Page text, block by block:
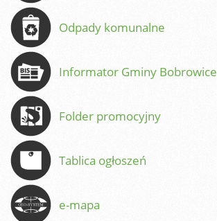
Odpady komunalne
Informator Gminy Bobrowice
Folder promocyjny
Tablica ogłoszeń
e-mapa